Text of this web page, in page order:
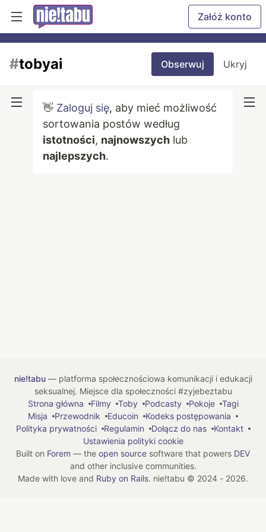
Załóż konto
#tobyai Obserwuj Ukryj
👋 Zaloguj się, aby mieć możliwość
sortowania postów według
istotności, najnowszych lub
najlepszych.
nie!tabu— platforma społecznościowa komunikacji i edukacji
seksualnej. Miejsce dla społeczności #zyjebeztabu
Strona główna
Filmy Toby Podcasty Pokoje
Tagi
Misja
Przewodnik Educoin
Kodeks postępowania
Polityka prywatności
Regulamin Dołącz do nas
Kontakt
Ustawienia polityki cookie
Built on Forem — the open source software that powers DEV
and other inclusive communities.
Made with love and Ruby on Rails. nie!tabu © 2024 - 2026.